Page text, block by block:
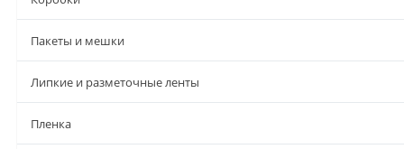
Пакеты и мешки
Липкие и разметочные ленты
Пленка